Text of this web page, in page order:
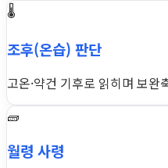
🌡️
조후(온습) 판단
고온·약건 기후로 읽히며 보
🧱
월령 사령